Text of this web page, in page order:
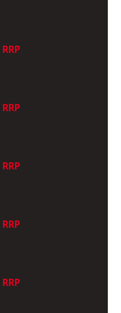
RRP
RRP
RRP
RRP
RRP